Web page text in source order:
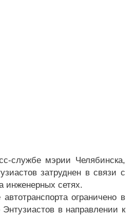
службе мэрии Челябинска,
затруднен в связи с
инженерных сетях.
ограничено в
в направлении к